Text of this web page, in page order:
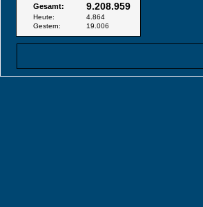
Gesamt: 9.208.959
Heute:
4.864
Gestern:
19.006